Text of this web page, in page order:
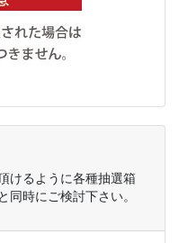
けるように各種抽選箱
同時にご検討下さい。